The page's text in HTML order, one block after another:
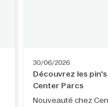
30/06/2026
Découvrez les
Center Parcs
Nouveauté chez